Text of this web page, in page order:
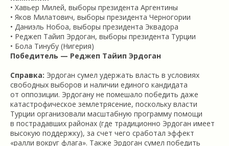
• Хавьер Милей, выборы президента Аргентины
• Яков Милатович, выборы президента Черногории
• Даниэль Нобоа, выборы президента Эквадора
• Реджеп Тайип Эрдоган, выборы президента Турции
• Бола Тинубу (Нигерия)
Победитель — Реджеп Тайип Эрдоган
Справка: Эрдоган сумел удержать власть в условиях
свободных выборов и наличии единого кандидата
от оппозиции. Эрдогану не помешало победить даже
катастрофическое землетрясение, поскольку власти
Турции организовали масштабную программу помощи
в пострадавших районах (где традиционно Эрдоган имеет
высокую поддержку), за счет чего сработал эффект
«ралли вокруг флага». Также Эрдоган сумел победить